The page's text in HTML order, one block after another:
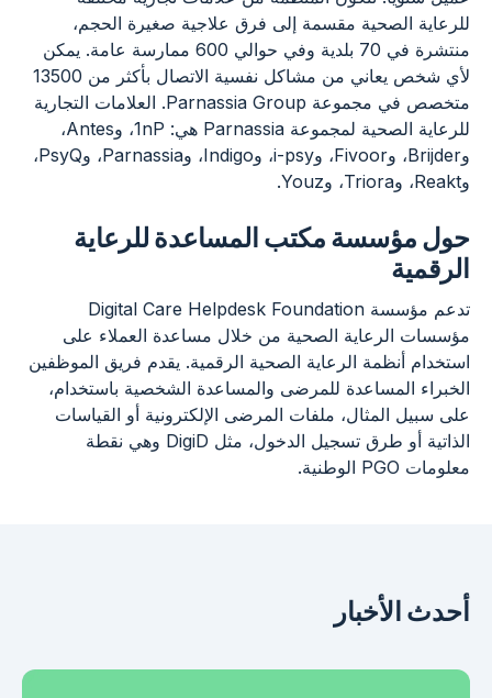
للرعاية الصحية مقسمة إلى فرق علاجية صغيرة الحجم،
منتشرة في 70 بلدية وفي حوالي 600 ممارسة عامة. يمكن
لأي شخص يعاني من مشاكل نفسية الاتصال بأكثر من 13500
متخصص في مجموعة Parnassia Group. العلامات التجارية
للرعاية الصحية لمجموعة Parnassia هي: 1nP، وAntes،
وBrijder، وFivoor، وi-psy، وIndigo، وParnassia، وPsyQ،
وReakt، وTriora، وYouz.
حول مؤسسة مكتب المساعدة للرعاية
الرقمية
تدعم مؤسسة Digital Care Helpdesk Foundation
مؤسسات الرعاية الصحية من خلال مساعدة العملاء على
استخدام أنظمة الرعاية الصحية الرقمية. يقدم فريق الموظفين
الخبراء المساعدة للمرضى والمساعدة الشخصية باستخدام،
على سبيل المثال، ملفات المرضى الإلكترونية أو القياسات
الذاتية أو طرق تسجيل الدخول، مثل DigiD وهي نقطة
معلومات PGO الوطنية.
أحدث الأخبار